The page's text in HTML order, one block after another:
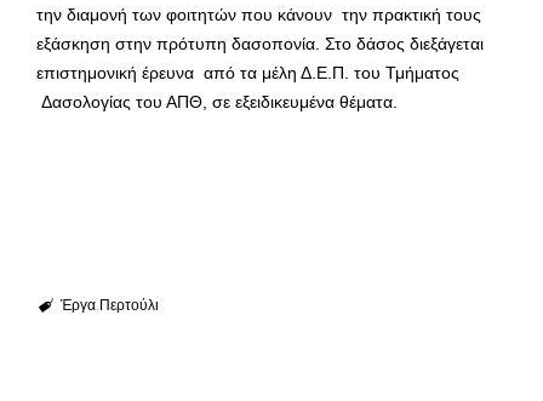
την διαμονή των φοιτητών που κάνουν την πρακτική τους
εξάσκηση στην πρότυπη δασοπονία. Στο δάσος διεξάγεται
επιστημονική έρευνα από τα μέλη Δ.Ε.Π. του Τμήματος
Δασολογίας του ΑΠΘ, σε εξειδικευμένα θέματα.
Έργα Περτούλι